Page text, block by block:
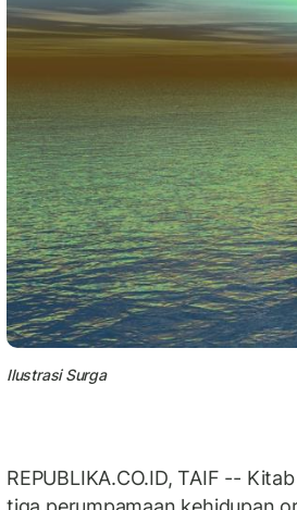
Ilustrasi Surga
REPUBLIKA.CO.ID, TAIF --